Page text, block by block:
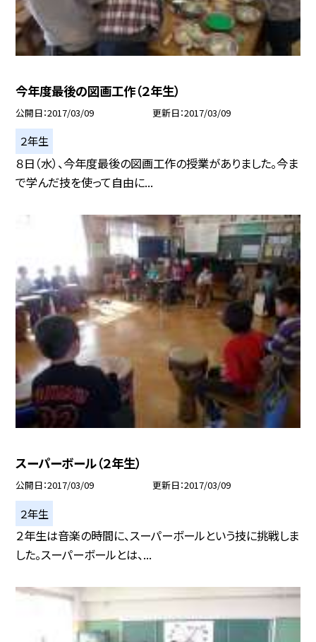
今年度最後の図画工作（２年生）
公開日 2017/03/09 更新日 2017/03/09
２年生
８日（水）、今年度最後の図画工作の授業がありました。今ま
で学んだ技を使って自由に...
スーパーボール（２年生）
公開日 2017/03/09 更新日 2017/03/09
２年生
２年生は音楽の時間に、スーパーボールという技に挑戦しま
した。スーパーボールとは、...